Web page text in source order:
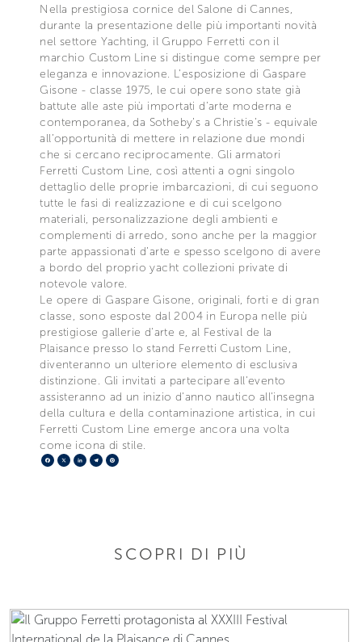
Nella prestigiosa cornice del Salone di Cannes,
durante la presentazione delle più importanti novità
nel settore Yachting, il Gruppo Ferretti con il
marchio Custom Line si distingue come sempre per
eleganza e innovazione. L’esposizione di Gaspare
Gisone - classe 1975, le cui opere sono state già
battute alle aste più importati d’arte moderna e
contemporanea, da Sotheby’s a Christie’s - equivale
all’opportunità di mettere in relazione due mondi
che si cercano reciprocamente. Gli armatori
Ferretti Custom Line, così attenti a ogni singolo
dettaglio delle proprie imbarcazioni, di cui seguono
tutte le fasi di realizzazione e di cui scelgono
materiali, personalizzazione degli ambienti e
complementi di arredo, sono anche per la maggior
parte appassionati d’arte e spesso scelgono di avere
a bordo del proprio yacht collezioni private di
notevole valore.
Le opere di Gaspare Gisone, originali, forti e di gran
classe, sono esposte dal 2004 in Europa nelle più
prestigiose gallerie d’arte e, al Festival de la
Plaisance presso lo stand Ferretti Custom Line,
diventeranno un ulteriore elemento di esclusiva
distinzione. Gli invitati a partecipare all’evento
assisteranno ad un inizio d’anno nautico all’insegna
della cultura e della contaminazione artistica, in cui
Ferretti Custom Line emerge ancora una volta
come icona di stile.
Facebook
X LinkedIn
Telegram
SCOPRI DI PIÙ